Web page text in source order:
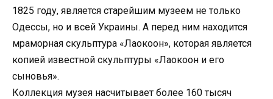
1825 году, является старейшим музеем не только
Одессы, но и всей Украины. А перед ним находится
мраморная скульптура «Лаокоон», которая является
копией известной скульптуры «Лаокоон и его
сыновья».
Коллекция музея насчитывает более 160 тысяч